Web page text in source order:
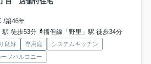
/築46年
駅 徒歩53分
播但線「野里」駅 徒歩34分
良好 専用庭
システムキッチン
ーフバルコニー